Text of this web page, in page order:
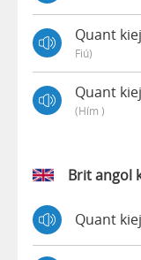
Quant
Fiú)
Quant
(hím )
Brit angol
Quant